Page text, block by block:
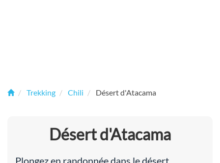
Trekking Chili Désert d'Atacama
Désert d'Atacama
Plongez en randonnée dans le désert